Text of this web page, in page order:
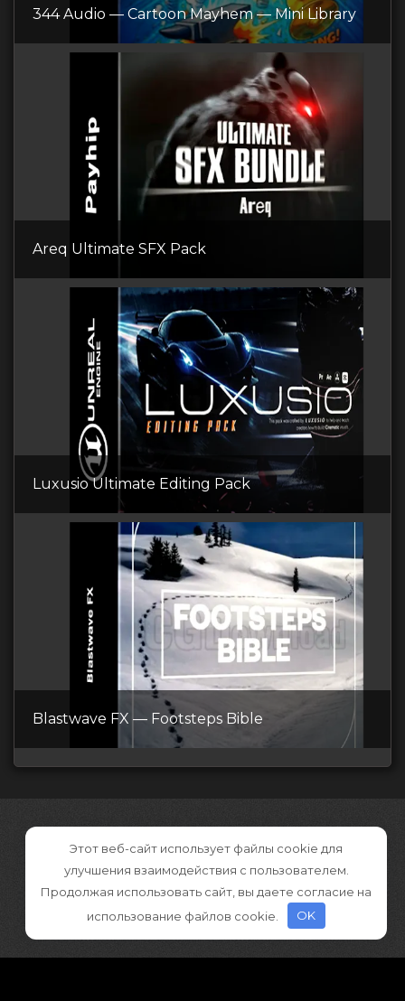
344 Audio — Cartoon Mayhem — Mini Library
Areq Ultimate SFX Pack
Luxusio Ultimate Editing Pack
Blastwave FX — Footsteps Bible
Этот веб-сайт использует файлы cookie для
улучшения взаимодействия с пользователем.
Продолжая использовать сайт, вы даете согласие на
использование файлов cookie.
OK